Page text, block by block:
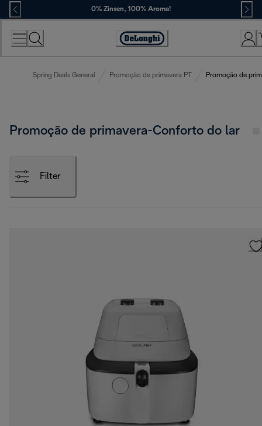
Skip
to
Content
0% Zinsen, 100% Aroma!
Erklärung
Zugänglichkeit
Spring Deals General Promoção de primavera PT Promoção de
Promoção de primavera-Conforto do lar
Filter